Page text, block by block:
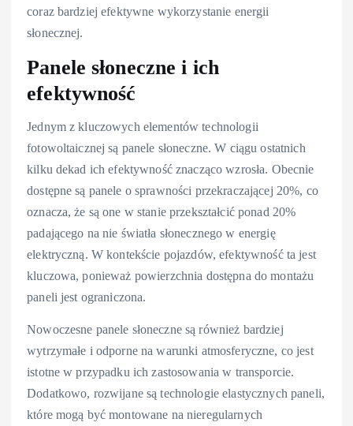
coraz bardziej efektywne wykorzystanie energii
słonecznej.
Panele słoneczne i ich
efektywność
Jednym z kluczowych elementów technologii
fotowoltaicznej są panele słoneczne. W ciągu ostatnich
kilku dekad ich efektywność znacząco wzrosła. Obecnie
dostępne są panele o sprawności przekraczającej 20%, co
oznacza, że są one w stanie przekształcić ponad 20%
padającego na nie światła słonecznego w energię
elektryczną. W kontekście pojazdów, efektywność ta jest
kluczowa, ponieważ powierzchnia dostępna do montażu
paneli jest ograniczona.
Nowoczesne panele słoneczne są również bardziej
wytrzymałe i odporne na warunki atmosferyczne, co jest
istotne w przypadku ich zastosowania w transporcie.
Dodatkowo, rozwijane są technologie elastycznych paneli,
które mogą być montowane na nieregularnych